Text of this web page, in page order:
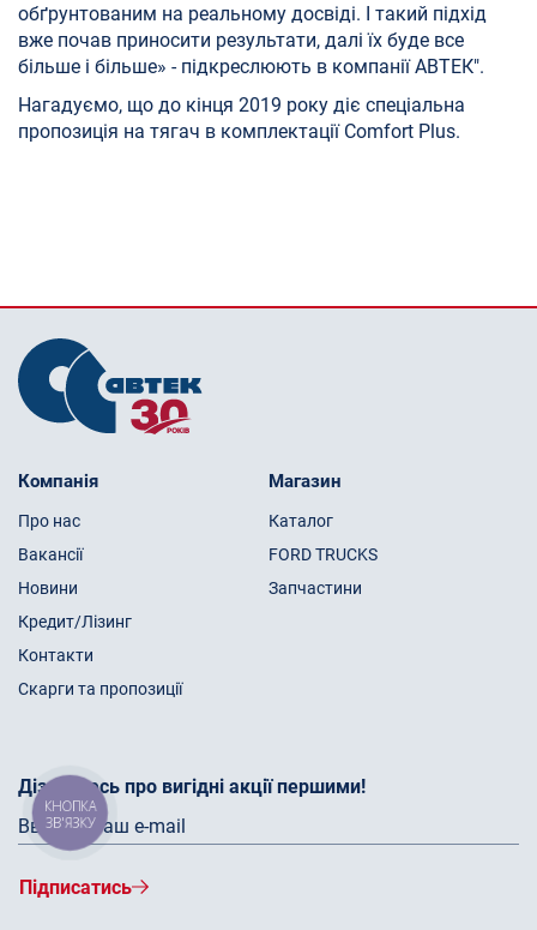
обґрунтованим на реальному досвіді. І такий підхід
вже почав приносити результати, далі їх буде все
більше і більше» - підкреслюють в компанії АВТЕК".
Нагадуємо, що до кінця 2019 року діє спеціальна
пропозиція на тягач в комплектації Сomfort Plus.
Компанія
Про нас
Вакансії
Новини
Кредит/Лізинг
Контакти
Скарги та пропозиції
Магазин
Каталог
FORD TRUCKS
Запчастини
Дізнайтесь про вигідні акції першими!
Підписатись
КНОПКА
ЗВ'ЯЗКУ